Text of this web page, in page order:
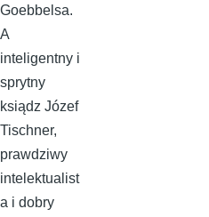
Goebbelsa.
A
inteligentny i
sprytny
ksiądz Józef
Tischner,
prawdziwy
intelektualist
a i dobry